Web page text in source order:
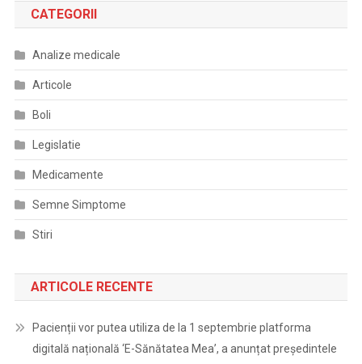
CATEGORII
Analize medicale
Articole
Boli
Legislatie
Medicamente
Semne Simptome
Stiri
ARTICOLE RECENTE
Pacienții vor putea utiliza de la 1 septembrie platforma
digitală națională ‘E-Sănătatea Mea’, a anunțat președintele